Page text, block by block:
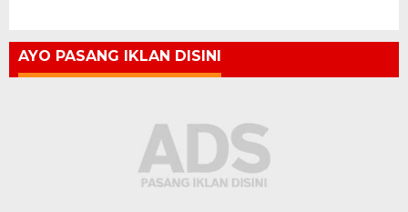
AYO PASANG IKLAN DISINI